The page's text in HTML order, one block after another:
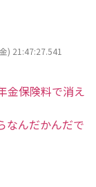
) 21:47:27.541
金保険料で消え
なんだかんだで